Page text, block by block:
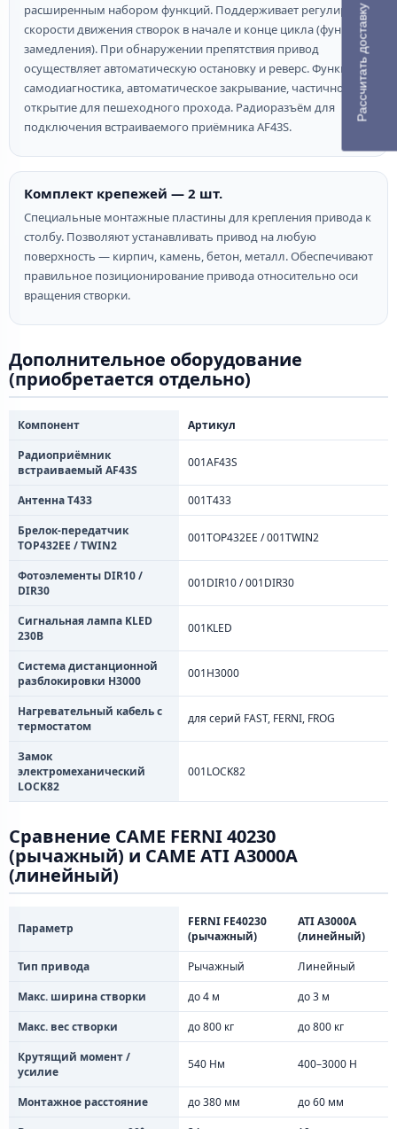
расширенным набором функций. Поддерживает регулировку
скорости движения створок в начале и конце цикла (функция
замедления). При обнаружении препятствия привод
осуществляет автоматическую остановку и реверс. Функции:
самодиагностика, автоматическое закрывание, частичное
открытие для пешеходного прохода. Радиоразъём для
подключения встраиваемого приёмника AF43S.
Комплект крепежей — 2 шт.
Специальные монтажные пластины для крепления привода к
столбу. Позволяют устанавливать привод на любую
поверхность — кирпич, камень, бетон, металл. Обеспечивают
правильное позиционирование привода относительно оси
вращения створки.
Дополнительное оборудование
(приобретается отдельно)
Компонент
Артикул
Радиоприёмник
встраиваемый AF43S
001AF43S
Антенна T433
001T433
Брелок-передатчик
TOP432EE / TWIN2
001TOP432EE / 001TWIN2
Фотоэлементы DIR10 /
DIR30
001DIR10 / 001DIR30
Сигнальная лампа KLED
230В
001KLED
Система дистанционной
разблокировки H3000
001H3000
Нагревательный кабель с
термостатом
для серий FAST, FERNI, FROG
Замок
электромеханический
LOCK82
001LOCK82
Сравнение CAME FERNI 40230
(рычажный) и CAME ATI A3000A
(линейный)
Параметр
FERNI FE40230
(рычажный)
ATI A3000A
(линейный)
Тип привода
Рычажный
Линейный
Макс. ширина створки
до 4 м
до 3 м
Макс. вес створки
до 800 кг
до 800 кг
Крутящий момент /
усилие
540 Нм 400–3000 Н
Монтажное расстояние до 380 мм
до 60 мм
Рассчитать доставку